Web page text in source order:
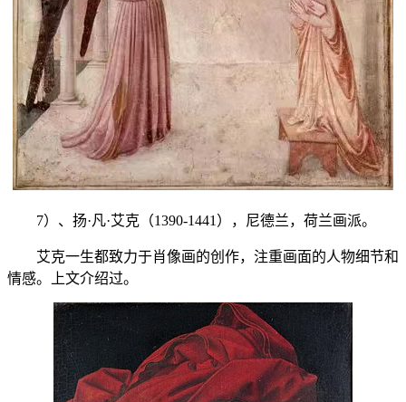
7）、扬·凡·艾克（1390-1441），尼德兰，荷兰画派。
艾克一生都致力于肖像画的创作，注重画面的人物细节和
情感。上文介绍过。